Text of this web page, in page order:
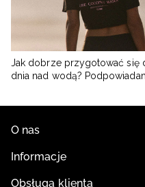
Jak dobrze przygotować się
dnia nad wodą?
O nas
Informacje
Obsługa klienta